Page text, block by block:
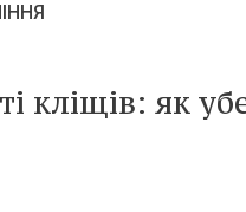
кліщів: як